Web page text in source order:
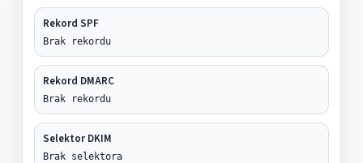
Rekord SPF
Brak rekordu
Rekord DMARC
Brak rekordu
Selektor DKIM
Brak selektora